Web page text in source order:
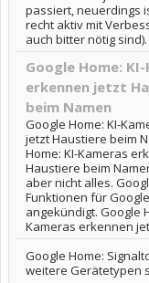
passiert, neuerdings
recht aktiv mit
auch bitter nötig
Google Home:
erkennen jetzt
beim Namen
Google Home: KI-
jetzt Haustiere beim
Home: KI-Kameras
Haustiere beim
aber nicht alles.
Funktionen für
angekündigt. Google
Kameras erkennen
Google Home:
weitere Gerätetypen